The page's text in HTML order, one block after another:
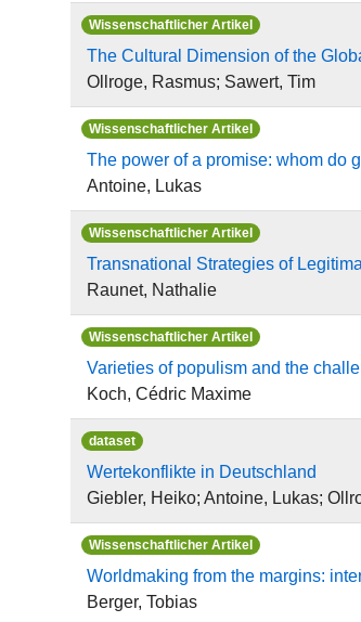
Wissenschaftlicher Artikel
The Cultural Dimension of the
Ollroge, Rasmus; Sawert, Tim
Wissenschaftlicher Artikel
The power of a promise: whom do
Antoine, Lukas
Wissenschaftlicher Artikel
Transnational Strategies of
Raunet, Nathalie
Wissenschaftlicher Artikel
Varieties of populism and the
Koch, Cédric Maxime
dataset
Wertekonflikte in Deutschland
Giebler, Heiko; Antoine, Lukas;
Wissenschaftlicher Artikel
Worldmaking from the margins:
Berger, Tobias